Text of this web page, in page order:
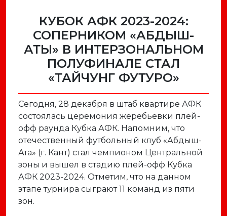
КУБОК АФК 2023-2024:
СОПЕРНИКОМ «АБДЫШ-
АТЫ» В ИНТЕРЗОНАЛЬНОМ
ПОЛУФИНАЛЕ СТАЛ
«ТАЙЧУНГ ФУТУРО»
Сегодня, 28 декабря в штаб квартире АФК
состоялась церемония жеребьевки плей-
офф раунда Кубка АФК. Напомним, что
отечественный футбольный клуб «Абдыш-
Ата» (г. Кант) стал чемпионом Центральной
зоны и вышел в стадию плей-офф Кубка
АФК 2023-2024. Отметим, что на данном
этапе турнира сыграют 11 команд из пяти
зон.